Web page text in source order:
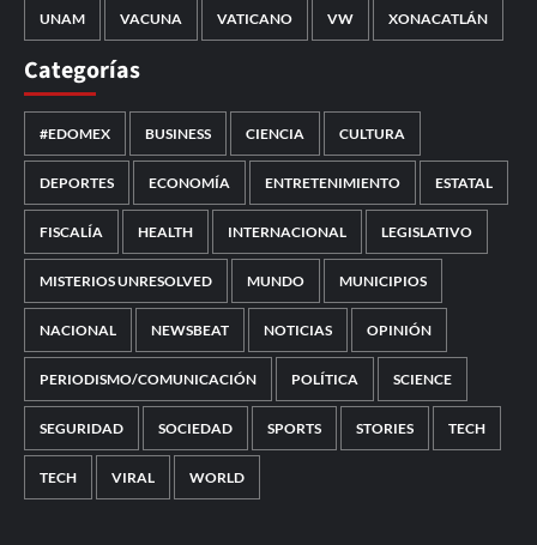
UNAM VACUNA VATICANO VW XONACATLÁN
Categorías
#EDOMEX BUSINESS CIENCIA CULTURA
DEPORTES ECONOMÍA ENTRETENIMIENTO ESTATAL
FISCALÍA HEALTH INTERNACIONAL LEGISLATIVO
MISTERIOS UNRESOLVED MUNDO MUNICIPIOS
NACIONAL NEWSBEAT NOTICIAS OPINIÓN
PERIODISMO/COMUNICACIÓN POLÍTICA SCIENCE
SEGURIDAD SOCIEDAD SPORTS STORIES TECH
TECH VIRAL WORLD